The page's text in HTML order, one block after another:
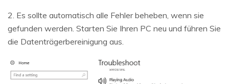
2. Es sollte automatisch alle Fehler beheben, wenn sie
gefunden werden. Starten Sie Ihren PC neu und führen Sie
die Datenträgerbereinigung aus.